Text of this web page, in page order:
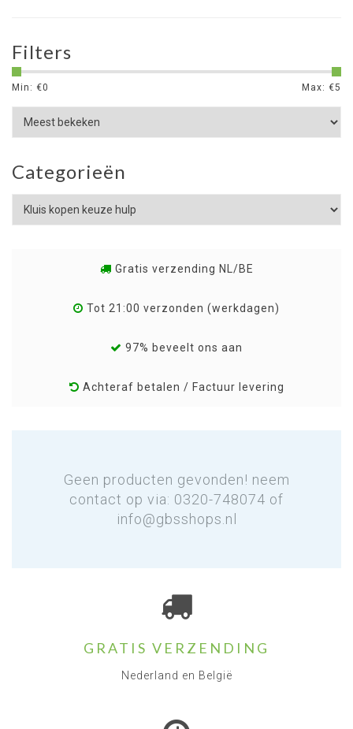
Filters
Min: €0 Max: €5
Categorieën
Gratis verzending NL/BE
Tot 21:00 verzonden (werkdagen)
97% beveelt ons aan
Achteraf betalen / Factuur levering
Geen producten gevonden! neem
contact op via: 0320-748074 of
info@gbsshops.nl
GRATIS VERZENDING
Nederland en België